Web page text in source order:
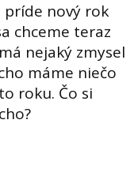
príde nový rok
chceme teraz
nejaký zmysel
máme niečo
roku. Čo si